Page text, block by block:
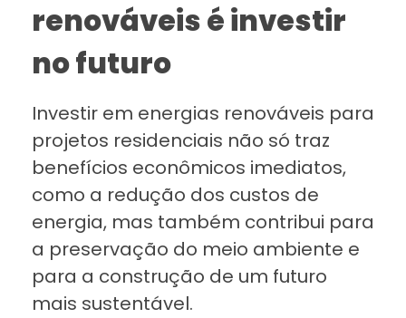
renováveis é investir
no futuro
Investir em energias renováveis para
projetos residenciais não só traz
benefícios econômicos imediatos,
como a redução dos custos de
energia, mas também contribui para
a preservação do meio ambiente e
para a construção de um futuro
mais sustentável.